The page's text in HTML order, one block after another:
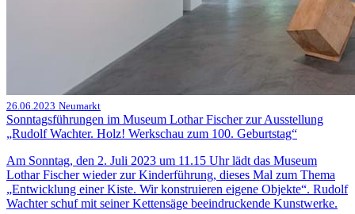
26.06.2023 Neumarkt
Sonntagsführungen im Museum Lothar Fischer zur Ausstellung
„Rudolf Wachter. Holz! Werkschau zum 100. Geburtstag“
Am Sonntag, den 2. Juli 2023 um 11.15 Uhr lädt das Museum
Lothar Fischer wieder zur Kinderführung, dieses Mal zum Thema
„Entwicklung einer Kiste. Wir konstruieren eigene Objekte“. Rudolf
Wachter schuf mit seiner Kettensäge beeindruckende Kunstwerke.